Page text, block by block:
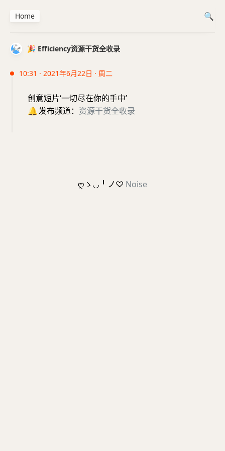
🎉 Efficiency资源干货全收录
10:31 · 2021年6月22日 · 周二
创意短片‘一切尽在你的手中’
🔔发布频道： 资源干货全收录
Home
ღゝ◡╹ノ♡ Noise